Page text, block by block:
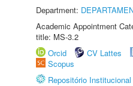
Department:
Academic Appointment
title: MS-3.2
Orcid
CV Lattes
Scopus
Repositório